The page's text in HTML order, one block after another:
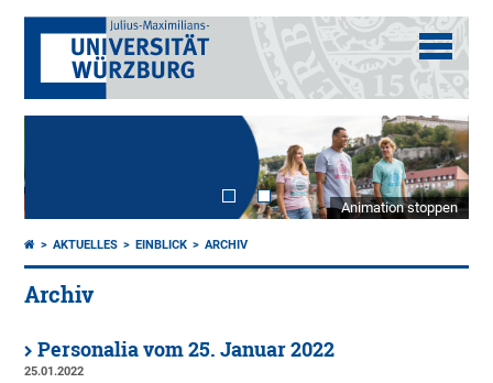
Animation stoppen
AKTUELLES EINBLICK ARCHIV
Archiv
Personalia vom 25. Januar 2022
25.01.2022